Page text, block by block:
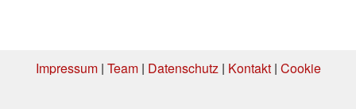
Impressum| Team| Datenschutz| Kontakt| Cookie